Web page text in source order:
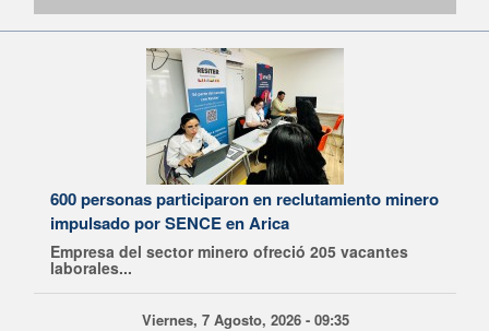
600 personas participaron en reclutamiento minero
impulsado por SENCE en Arica
Empresa del sector minero ofreció 205 vacantes
laborales...
Viernes, 7 Agosto, 2026 - 09:35